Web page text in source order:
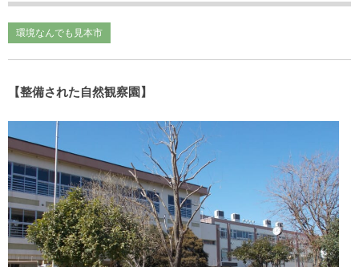
環境なんでも見本市
【整備された自然観察園】